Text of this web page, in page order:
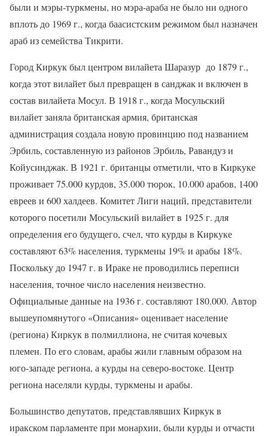
были и мэры-туркмены, но мэра-араба не было ни одного
вплоть до 1969 г., когда баасистским режимом был назначен
араб из семейства Тикрити.
Город Киркук был центром вилайета Шаразур до 1879 г.,
когда этот вилайет был превращен в санджак и включен в
состав вилайета Мосул. В 1918 г., когда Мосульский
вилайет заняла британская армия, британская
администрация создала новую провинцию под названием
Эрбиль, составленную из районов Эрбиль, Равандуз и
Койусинджак. В 1921 г. британцы отметили, что в Киркуке
проживает 75.000 курдов, 35.000 тюрок, 10.000 арабов, 1400
евреев и 600 халдеев. Комитет Лиги наций, представители
которого посетили Мосульский вилайет в 1925 г. для
определения его будущего, счел, что курды в Киркуке
составляют 63% населения, туркмены 19% и арабы 18%.
Поскольку до 1947 г. в Ираке не проводились переписи
населения, точное число населения неизвестно.
Официальные данные на 1936 г. составляют 180.000. Автор
вышеупомянутого «Описания» оценивает население
(региона) Киркук в полмиллиона, не считая кочевых
племен. По его словам, арабы жили главным образом на
юго-западе региона, а курды на северо-востоке. Центр
региона населяли курды, туркмены и арабы.
Большинство депутатов, представлявших Киркук в
иракском парламенте при монархии, были курды и отчасти